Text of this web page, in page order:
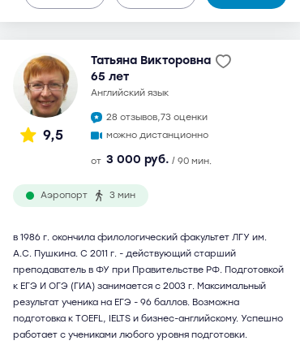
9,5
Татьяна Викторовна
65 лет
английский язык
28 отзывов,73 оценки
можно дистанционно
от 3 000 руб. / 90 мин.
Аэропорт 3 мин
в 1986 г. окончила филологический факультет ЛГУ им.
А.С. Пушкина. С 2011 г. - действующий старший
преподаватель в ФУ при Правительстве РФ. Подготовкой
к ЕГЭ И ОГЭ (ГИА) занимается с 2003 г. Максимальный
результат ученика на ЕГЭ - 96 баллов. Возможна
подготовка к TOEFL, IELTS и бизнес-английскому. Успешно
работает с учениками любого уровня подготовки.